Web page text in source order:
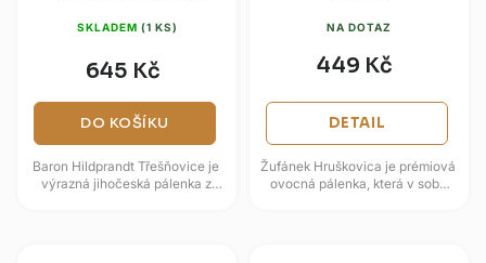
SKLADEM (1 KS)
645 Kč
DO KOŠÍKU
Baron Hildprandt Třešňovice je
výrazná jihočeská pálenka z
NA DOTAZ
449 Kč
DETAIL
Žufánek Hruškovica je prémiová
ovocná pálenka, která v sobě